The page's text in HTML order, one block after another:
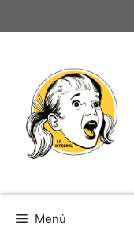
al
Menú